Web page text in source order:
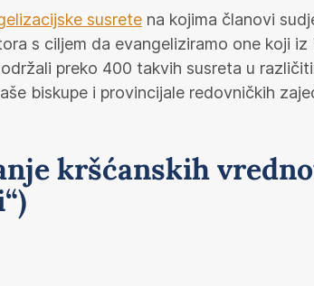
susrete na kojima članovi
s ciljem da evangeliziramo one koji
preko 400 takvih susreta u
biskupe i provincijale redovničkih
kršćanskih